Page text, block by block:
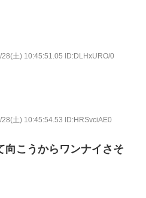
土) 10:45:51.05 ID:DLHxURO/0
土) 10:45:54.53 ID:HRSvciAE0
向こうからワンナイさそ